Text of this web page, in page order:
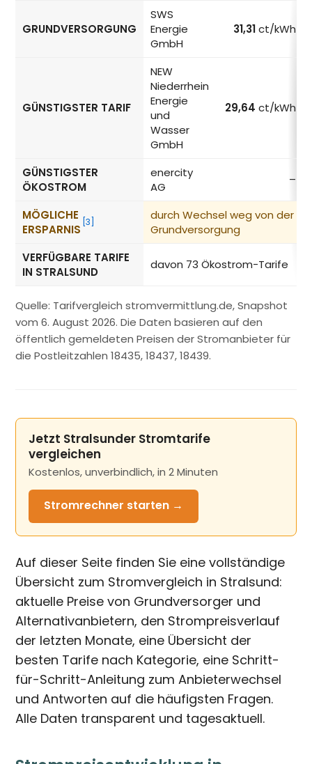
Strompreise in Stralsund nach Tarif-Kategorie
GRUNDVERSORGUNG
SWS
Energie
GmbH
31,31ct/kWh
GÜNSTIGSTER TARIF
NEW
Niederrhein
Energie
und
Wasser
GmbH
29,64 ct/kWh
GÜNSTIGSTER
ÖKOSTROM
enercity
AG
–
MÖGLICHE
ERSPARNIS
[3]
durch Wechsel weg von der
Grundversorgung
VERFÜGBARE TARIFE
IN STRALSUND
davon 73 Ökostrom-Tarife
Quelle: Tarifvergleich stromvermittlung.de, Snapshot
vom 6. August 2026. Die Daten basieren auf den
öffentlich gemeldeten Preisen der Stromanbieter für
die Postleitzahlen 18435, 18437, 18439.
Jetzt Stralsunder Stromtarife
vergleichen
Kostenlos, unverbindlich, in 2 Minuten
Stromrechner starten →
Auf dieser Seite finden Sie eine vollständige
Übersicht zum Stromvergleich in Stralsund:
aktuelle Preise von Grundversorger und
Alternativanbietern, den Strompreisverlauf
der letzten Monate, eine Übersicht der
besten Tarife nach Kategorie, eine Schritt-
für-Schritt-Anleitung zum Anbieterwechsel
und Antworten auf die häufigsten Fragen.
Alle Daten transparent und tagesaktuell.